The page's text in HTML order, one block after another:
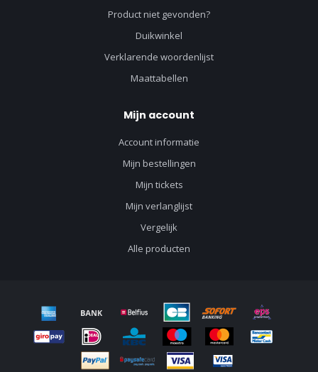
Product niet gevonden?
Duikwinkel
Verklarende woordenlijst
Maattabellen
Mijn account
Account informatie
Mijn bestellingen
Mijn tickets
Mijn verlanglijst
Vergelijk
Alle producten